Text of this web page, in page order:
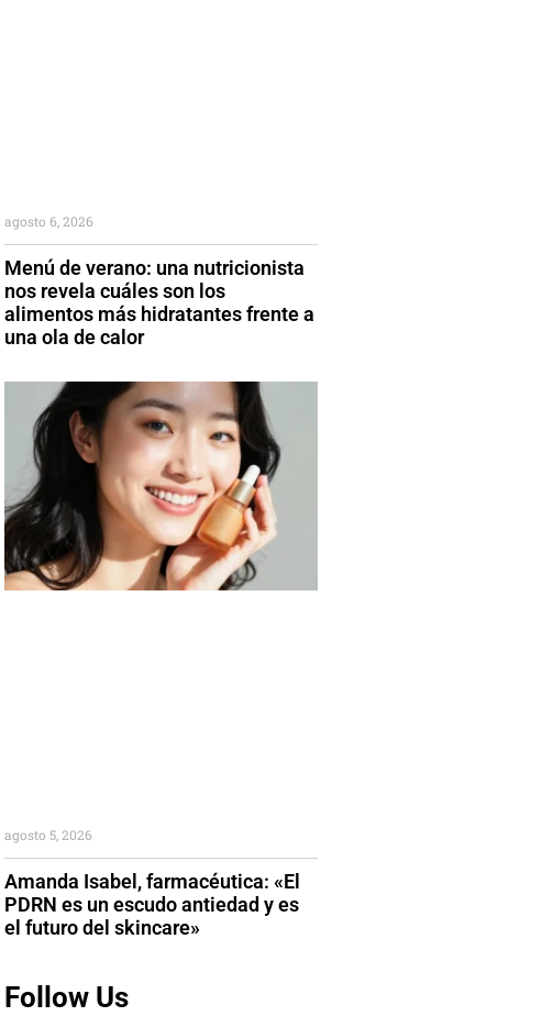
Menú de verano: una nutricionista
nos revela cuáles son los
alimentos más hidratantes frente a
una ola de calor
agosto 6, 2026
Amanda Isabel, farmacéutica: «El
PDRN es un escudo antiedad y es
el futuro del skincare»
agosto 5, 2026
Follow Us